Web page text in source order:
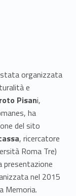
organizzata
e
Pisani,
ha
del sito
, ricercatore
Roma Tre)
presentazione
nel 2015
Memoria.